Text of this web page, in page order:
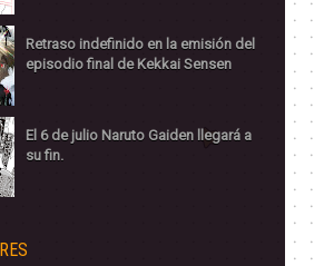
Retraso indefinido en la emisión del
episodio final de Kekkai Sensen
El 6 de julio Naruto Gaiden llegará a
su fin.